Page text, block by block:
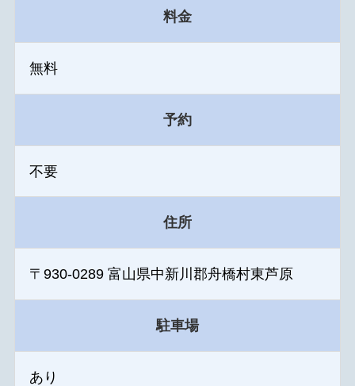
料金
無料
予約
不要
住所
〒930-0289 富山県中新川郡舟橋村東芦原
駐車場
あり